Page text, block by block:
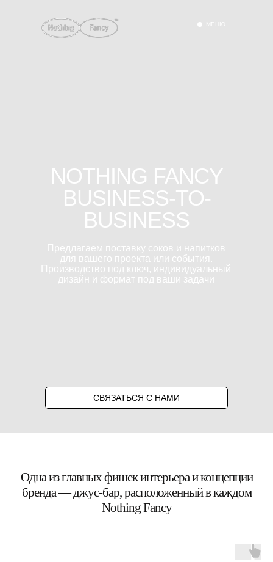
Предлагаем поставку соков и напитков
для вашего проекта или события.
Производство под ключ, индивидуальный
дизайн и формат под ваши задачи
NOTHING FANCY
BUSINESS-TO-
BUSINESS
СВЯЗАТЬСЯ С НАМИ
МЕНЮ
Одна из главных фишек интерьера и концепции
бренда — джус-бар, расположенный в каждом
Nothing Fancy